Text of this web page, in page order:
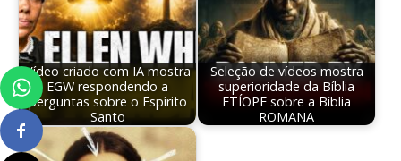
Vídeo criado com IA mostra
EGW respondendo a
perguntas sobre o Espírito
Santo
Seleção de vídeos mostra
superioridade da Bíblia
ETÍOPE sobre a Bíblia
ROMANA